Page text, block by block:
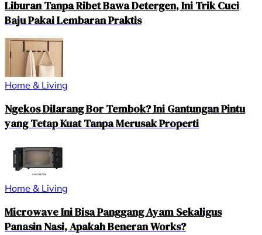
Liburan Tanpa Ribet Bawa Detergen, Ini Trik Cuci
Baju Pakai Lembaran Praktis
Home & Living
Ngekos Dilarang Bor Tembok? Ini Gantungan Pintu
yang Tetap Kuat Tanpa Merusak Properti
Home & Living
Microwave Ini Bisa Panggang Ayam Sekaligus
Panasin Nasi, Apakah Beneran Works?